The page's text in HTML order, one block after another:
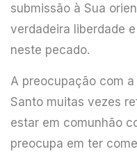
submissão à Sua
verdadeira liberdade
neste pecado.
A preocupação com
Santo muitas vezes
estar em comunhão
preocupa em ter